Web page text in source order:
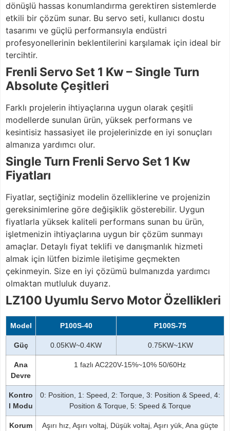
dönüşlü hassas konumlandırma gerektiren sistemlerde
etkili bir çözüm sunar. Bu servo seti, kullanıcı dostu
tasarımı ve güçlü performansıyla endüstri
profesyonellerinin beklentilerini karşılamak için ideal bir
tercihtir.
Frenli Servo Set 1 Kw – Single Turn
Absolute Çeşitleri
Farklı projelerin ihtiyaçlarına uygun olarak çeşitli
modellerde sunulan ürün, yüksek performans ve
kesintisiz hassasiyet ile projelerinizde en iyi sonuçları
almanıza yardımcı olur.
Single Turn Frenli Servo Set 1 Kw
Fiyatları
Fiyatlar, seçtiğiniz modelin özelliklerine ve projenizin
gereksinimlerine göre değişiklik gösterebilir. Uygun
fiyatlarla yüksek kaliteli performans sunan bu ürün,
işletmenizin ihtiyaçlarına uygun bir çözüm sunmayı
amaçlar. Detaylı fiyat teklifi ve danışmanlık hizmeti
almak için lütfen bizimle iletişime geçmekten
çekinmeyin. Size en iyi çözümü bulmanızda yardımcı
olmaktan mutluluk duyarız.
LZ100 Uyumlu Servo Motor Özellikleri
Model P100S-40 P100S-75
Güç 0.05KW~0.4KW 0.75KW~1KW
Ana
Devre
1 fazlı AC220V-15%~10% 50/60Hz
Kontro
l Modu
0: Position, 1: Speed, 2: Torque, 3: Position & Speed, 4:
Position & Torque, 5: Speed & Torque
Korum Aşırı hız, Aşırı voltaj, Düşük voltaj, Aşırı yük, Ana güçte